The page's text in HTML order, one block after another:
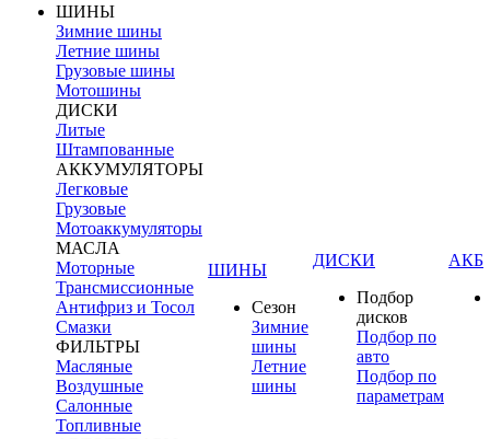
ШИНЫ
Зимние шины
Летние шины
Грузовые шины
Мотошины
ДИСКИ
Литые
Штампованные
АККУМУЛЯТОРЫ
Легковые
Грузовые
Мотоаккумуляторы
МАСЛА
Моторные
Трансмиссионные
Антифриз и Тосол
Смазки
ФИЛЬТРЫ
Масляные
Воздушные
Салонные
Топливные
ШИНЫ
Сезон
Зимние
шины
Летние
шины
ДИСКИ
Подбор
дисков
Подбор по
авто
Подбор по
параметрам
АКБ